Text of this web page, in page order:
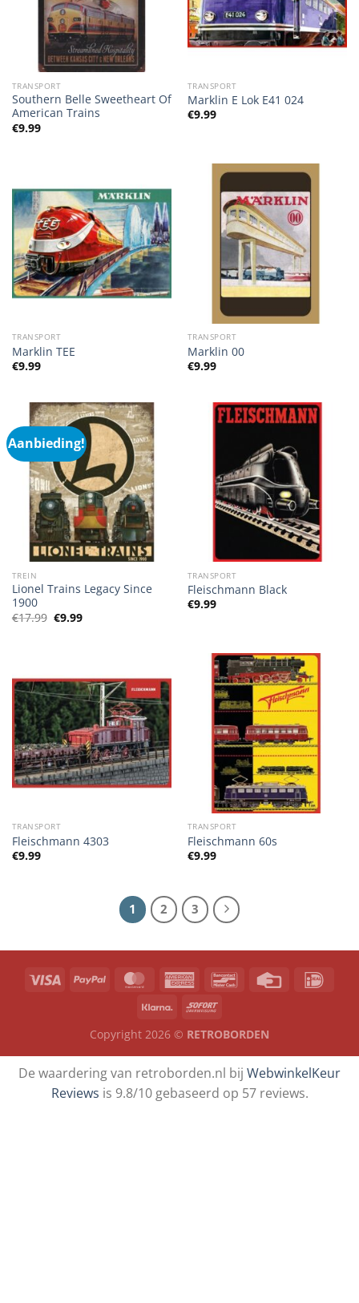
TRANSPORT
Southern Belle Sweetheart Of
American Trains
€9.99
TRANSPORT
Marklin E Lok E41 024
€9.99
TRANSPORT
Marklin TEE
€9.99
TRANSPORT
Marklin 00
€9.99
Aanbieding!
TREIN
Lionel Trains Legacy Since
1900
€17.99 Oorspronkelijke
prijs
€9.99Huidige
TRANSPORT
Fleischmann Black
€9.99
TRANSPORT
Fleischmann 4303
€9.99
TRANSPORT
Fleischmann 60s
€9.99
1 2 3
Copyright 2026 © RETROBORDEN
De waardering van retroborden.nl bij WebwinkelKeur
Reviews is 9.8/10 gebaseerd op 57 reviews.